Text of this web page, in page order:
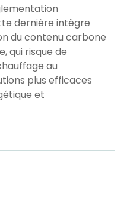
dernière intègre
du contenu carbone
qui risque de
au
plus efficaces
et